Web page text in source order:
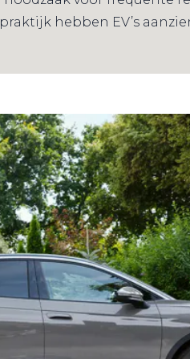
hebben EV’s